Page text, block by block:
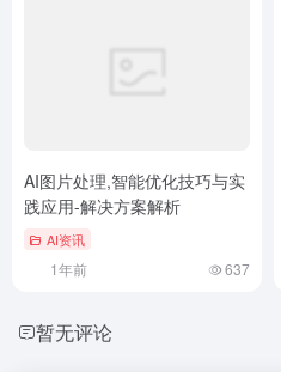
AI图片处理,智能优化技巧与实
践应用-解决方案解析
AI资讯
1年前 637
暂无评论